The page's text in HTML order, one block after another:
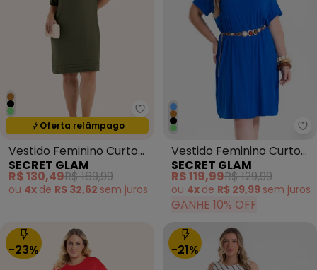
Secret Glam - Vestido
Oferta relâmpago
Termina em:15:05:14
Vestido Feminino Curto
Viscose Verde
SECRET GLAM
R$ 130,49R$ 169,99
ou 4x de R$ 32,62 sem juros
Vestido Feminino Curto
Canelado Plus Size Azul
SECRET GLAM
R$ 119,99R$ 129,99
ou 4x de R$ 29,99 sem juros
GANHE 10% OFF
-23% -21%